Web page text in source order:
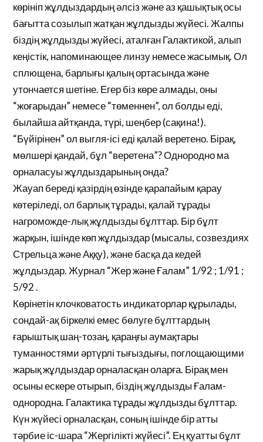
көрініп жұлдыздардың әлсіз және аз қашықтық осы
бағытта созылып жатқан жұлдызды жүйесі. Жалпы
біздің жұлдызды жүйесі, аталған Галактикой, алып
кеңістік, напоминающее линзу немесе жасымық. Ол
сплющена, барлығы қалың ортасында және
утончается шетіне. Егер біз көре алмады, оны
“жоғарыдан” немесе “төменнен”, ол болды еді,
былайша айтқанда, түрі, шеңбер (сақина!).
“Бүйірінен” ол выгля-ісі еді қалай веретено. Бірақ,
мөлшері қандай, бұл “веретена”? Однородно ма
орналасуы жұлдыздарының онда?
Жауап береді қазірдің өзінде қарапайым қарау
көтеріледі, ол барлық тұрады, қалай тұрады
нагроможде-лық жұлдызды бұлттар. Бір бұлт
жарқын, ішінде көп жұлдыздар (мысалы, созвездиях
Стрельца және Аққу), және басқа да кедей
жұлдыздар. Журнал “Жер және Ғалам” 1/92 ; 1/91 ;
5/92 .
Көрінетін клочковатость индикаторлар құрылады,
сондай-ақ біркелкі емес бөлуге бұлттардың
ғарыштық шаң-тозаң, қараңғы аумақтары
туманностями әртүрлі тығыздығы, поглощающими
жарық жұлдыздар орналасқан оларға. Бірақ мен
осыны ескере отырып, біздің жұлдызды Ғалам-
однородна. Галактика тұрады жұлдызды бұлттар.
Күн жүйесі орналасқан, соның ішінде бір атты
тәрбие іс-шара “Жергілікті жүйесі”. Ең қуатты бұлт